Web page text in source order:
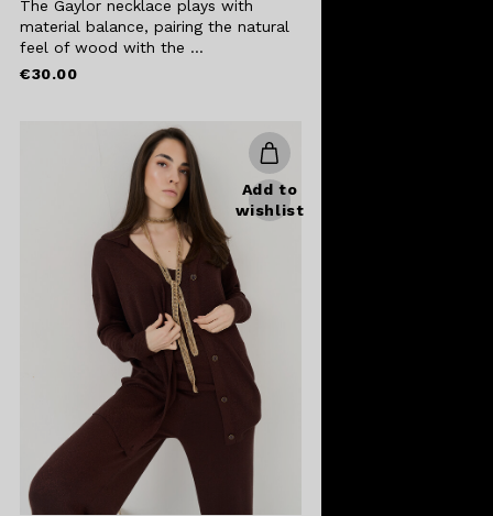
The Gaylor necklace plays with
material balance, pairing the natural
feel of wood with the ...
€30.00
Add to
wishlist